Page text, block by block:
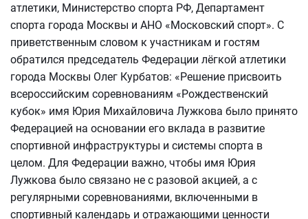
атлетики, Министерство спорта РФ, Департамент
спорта города Москвы и АНО «Московский спорт». С
приветственным словом к участникам и гостям
обратился председатель Федерации лёгкой атлетики
города Москвы Олег Курбатов: «Решение присвоить
всероссийским соревнованиям «Рождественский
кубок» имя Юрия Михайловича Лужкова было принято
Федерацией на основании его вклада в развитие
спортивной инфраструктуры и системы спорта в
целом. Для Федерации важно, чтобы имя Юрия
Лужкова было связано не с разовой акцией, а с
регулярными соревнованиями, включенными в
спортивный календарь и отражающими ценности